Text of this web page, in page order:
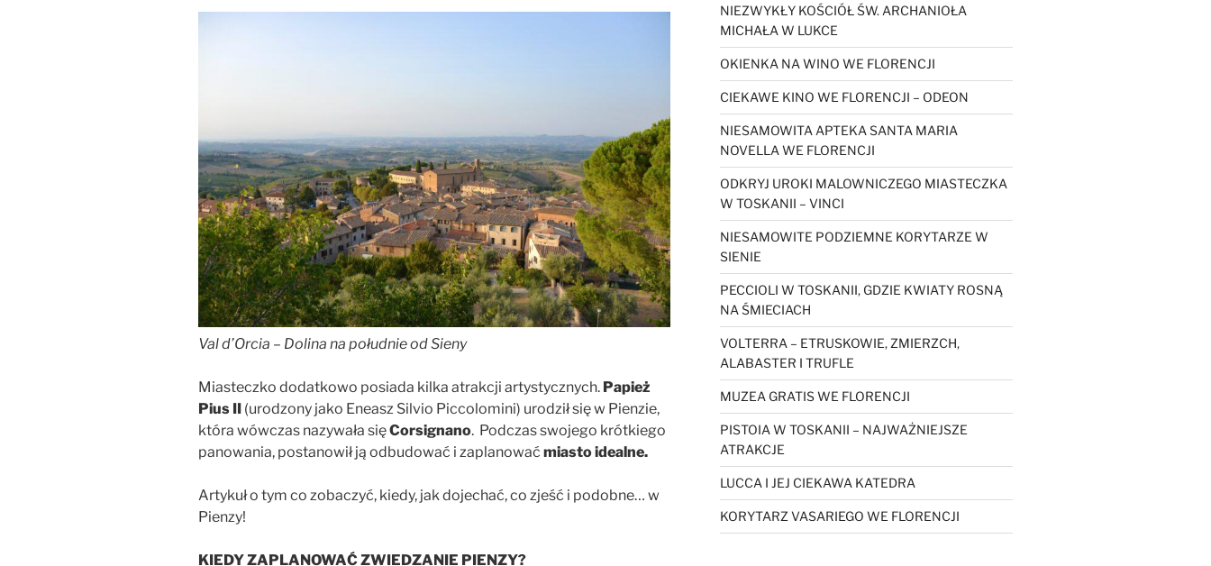
Val d’Orcia – Dolina na południe od Sieny
Miasteczko dodatkowo posiada kilka atrakcji artystycznych. Papież
Pius II (urodzony jako Eneasz Silvio Piccolomini) urodził się w Pienzie,
która wówczas nazywała sięCorsignano. Podczas swojego krótkiego
panowania, postanowił ją odbudować i zaplanować miasto idealne.
Artykuł o tym co zobaczyć, kiedy, jak dojechać, co zjeść i podobne… w
Pienzy!
KIEDY ZAPLANOWAĆ ZWIEDZANIE PIENZY?
NIEZWYKŁY KOŚCIÓŁ ŚW. ARCHANIOŁA
MICHAŁA W LUKCE
OKIENKA NA WINO WE FLORENCJI
CIEKAWE KINO WE FLORENCJI – ODEON
NIESAMOWITA APTEKA SANTA MARIA
NOVELLA WE FLORENCJI
ODKRYJ UROKI MALOWNICZEGO MIASTECZKA
W TOSKANII – VINCI
NIESAMOWITE PODZIEMNE KORYTARZE W
SIENIE
PECCIOLI W TOSKANII, GDZIE KWIATY ROSNĄ
NA ŚMIECIACH
VOLTERRA – ETRUSKOWIE, ZMIERZCH,
ALABASTER I TRUFLE
MUZEA GRATIS WE FLORENCJI
PISTOIA W TOSKANII – NAJWAŻNIEJSZE
ATRAKCJE
LUCCA I JEJ CIEKAWA KATEDRA
KORYTARZ VASARIEGO WE FLORENCJI